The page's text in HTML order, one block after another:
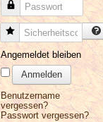
Passwort
Sicherheitscode
Angemeldet bleiben
Anmelden
Benutzername
vergessen?
Passwort vergessen?